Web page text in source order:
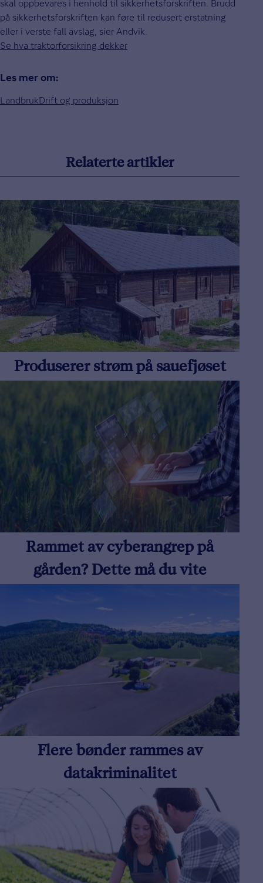
skal oppbevares i henhold til sikkerhetsforskriften. Brudd
på sikkerhetsforskriften kan føre til redusert erstatning
eller i verste fall avslag, sier Andvik.
Se hva traktorforsikring dekker
Les mer om:
LandbrukDrift og produksjon
Relaterte artikler
Produserer strøm på sauefjøset
Rammet av cyberangrep på
gården? Dette må du vite
Flere bønder rammes av
datakriminalitet